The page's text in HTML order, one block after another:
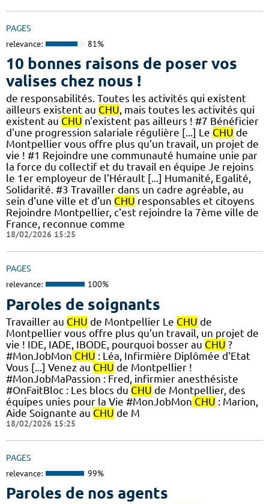
PAGES
relevance: 81%
10 bonnes raisons de poser vos
valises chez nous !
de responsabilités. Toutes les activités qui existent
ailleurs existent au CHU, mais toutes les activités qui
existent au CHU n'existent pas ailleurs ! #7 Bénéficier
d'une progression salariale régulière [...] Le CHU de
Montpellier vous offre plus qu’un travail, un projet de
vie ! #1 Rejoindre une communauté humaine unie par
la force du collectif et du travail en équipe Je rejoins
le 1er employeur de l’Hérault [...] Humanité, Egalité,
Solidarité. #3 Travailler dans un cadre agréable, au
sein d'une ville et d'un CHU responsables et citoyens
Rejoindre Montpellier, c'est rejoindre la 7ème ville de
France, reconnue comme
18/02/2026 15:25
PAGES
relevance: 100%
Paroles de soignants
Travailler au CHU de Montpellier Le CHU de
Montpellier vous offre plus qu’un travail, un projet de
vie ! IDE, IADE, IBODE, pourquoi bosser au CHU ?
#MonJobMon CHU : Léa, Infirmière Diplômée d'Etat
Vous [...] Venez au CHU de Montpellier !
#MonJobMaPassion : Fred, infirmier anesthésiste
#OnFaitBloc : Les blocs du CHU de Montpellier, des
équipes unies pour la Vie #MonJobMon CHU : Marion,
Aide Soignante au CHU de M
18/02/2026 15:25
PAGES
relevance: 99%
Paroles de nos agents